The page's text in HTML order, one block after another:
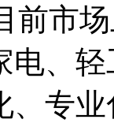
前市
电、
、专